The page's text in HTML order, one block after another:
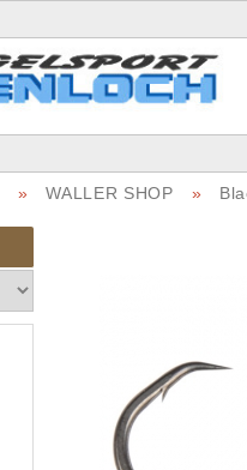
» WALLER SHOP »